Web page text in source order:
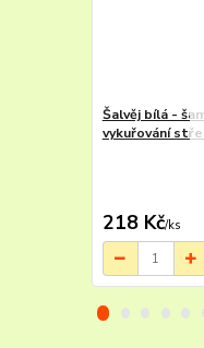
Šalvěj bílá -
vykuřování
218 Kč/ks